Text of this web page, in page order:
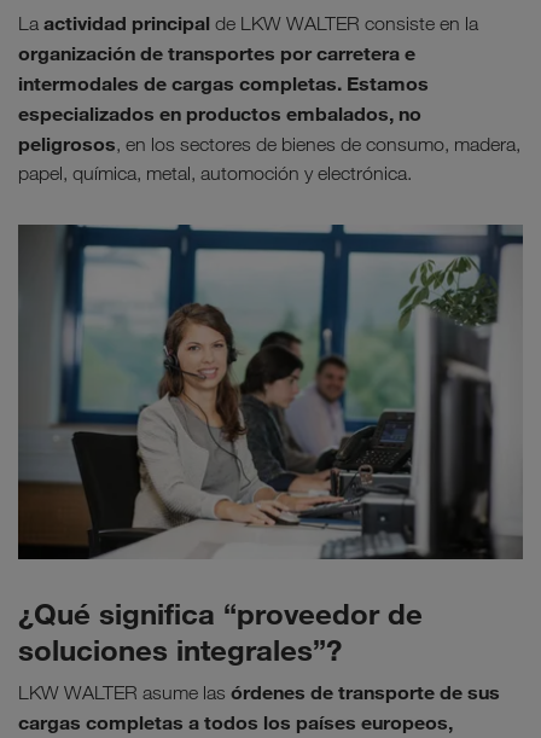
La actividad principal de LKW WALTER consiste en la
organización de transportes por carretera e
intermodales de cargas completas. Estamos
especializados en productos embalados, no
peligrosos, en los sectores de bienes de consumo, madera,
papel, química, metal, automoción y electrónica.
¿Qué significa “proveedor de
soluciones integrales”?
LKW WALTER asume las órdenes de transporte de sus
cargas completas a todos los países europeos,